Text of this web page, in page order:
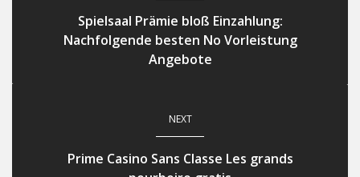
Spielsaal Prämie bloß Einzahlung:
Nachfolgende besten No Vorleistung
Angebote
NEXT
Prime Casino Sans Classe Les grands